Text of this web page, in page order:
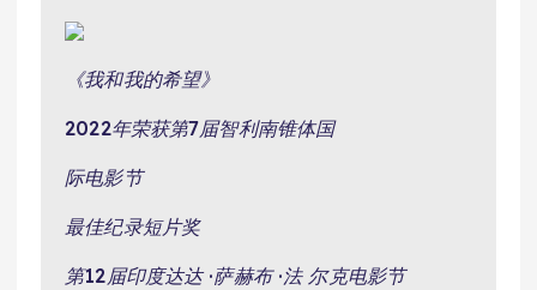
《我和我的希望》
2022年荣获第7届智利南锥体国
际电影节
最佳纪录短片奖
第12届印度达达 ·萨赫布 ·法 尔克电影节